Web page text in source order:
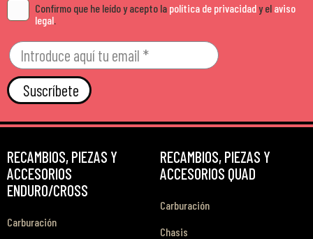
Confirmo que he leído y acepto la política de privacidady el aviso
legal
Suscríbete
RECAMBIOS, PIEZAS Y
ACCESORIOS
ENDURO/CROSS
Carburación
RECAMBIOS, PIEZAS Y
ACCESORIOS QUAD
Carburación
Chasis